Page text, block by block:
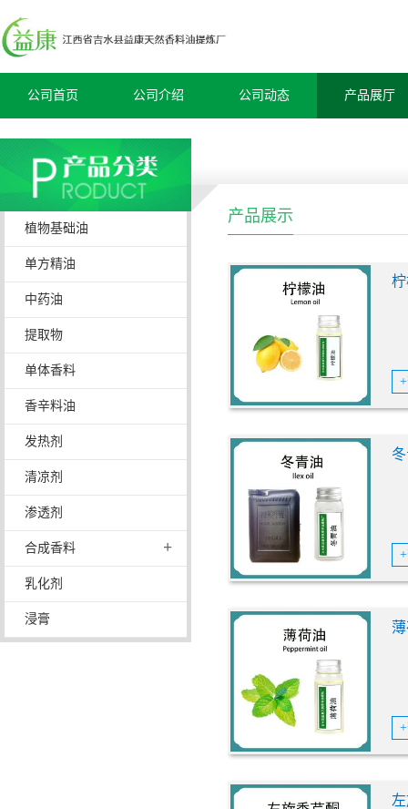
公司首页 公司介绍 公司动态 产品展厅
植物基础油
单方精油
中药油
提取物
单体香料
香辛料油
发热剂
清凉剂
渗透剂
合成香料 +
乳化剂
浸膏
产品展示